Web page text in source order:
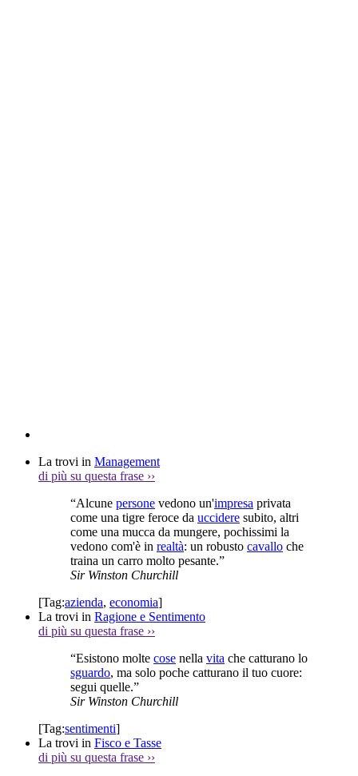
La trovi in Management
di più su questa frase ››
“Alcune persone vedono un'impresa privata
come una tigre feroce da uccidere subito, altri
come una mucca da mungere, pochissimi la
vedono com'è in realtà: un robusto cavallo che
traina un carro molto pesante.”
Sir Winston Churchill
[Tag:azienda, economia]
La trovi in Ragione e Sentimento
di più su questa frase ››
“Esistono molte cose nella vita che catturano lo
sguardo, ma solo poche catturano il tuo cuore:
segui quelle.”
Sir Winston Churchill
[Tag:sentimenti]
La trovi in Fisco e Tasse
di più su questa frase ››